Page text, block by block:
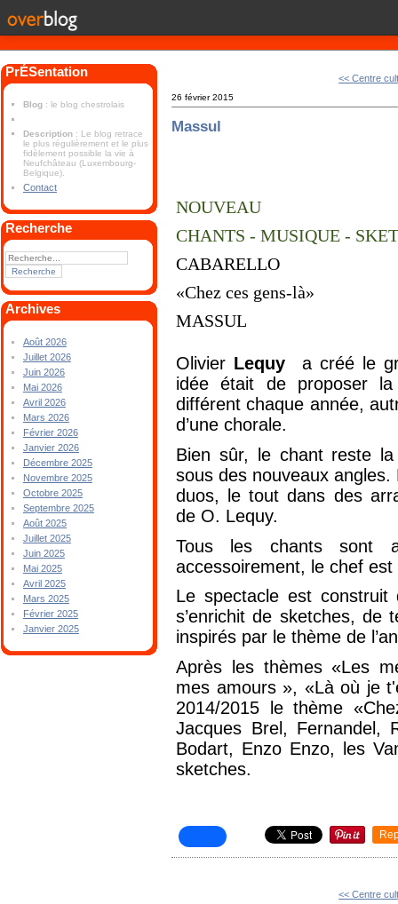
PrÉSentation
Blog : le blog chestrolais
Description : Le blog retrace
le plus régulièrement et le plus
fidèlement possible la vie à
Neufchâteau (Luxembourg-
Belgique).
Contact
Recherche
Archives
Août 2026
Juillet 2026
Juin 2026
Mai 2026
Avril 2026
Mars 2026
Février 2026
Janvier 2026
Décembre 2025
Novembre 2025
Octobre 2025
Septembre 2025
Août 2025
Juillet 2025
Juin 2025
Mai 2025
Avril 2025
Mars 2025
Février 2025
Janvier 2025
<< Centre
26 février 2015
Massul
NOUVEAU
CHANTS - MUSIQUE -
CABARELLO
«Chez ces gens-là»
MASSUL
Olivier Lequy a créé le
idée était de proposer
différent chaque année,
d’une chorale.
Bien sûr, le chant reste
sous des nouveaux
duos, le tout dans des
de O. Lequy.
Tous les chants sont
accessoirement, le chef
Le spectacle est
s’enrichit de sketches, de
inspirés par le thème de
Après les thèmes «Les
mes amours », «Là où je
2014/2015 le thème
Jacques Brel, Fernandel,
Bodart, Enzo Enzo, les
sketches.
<< Centre